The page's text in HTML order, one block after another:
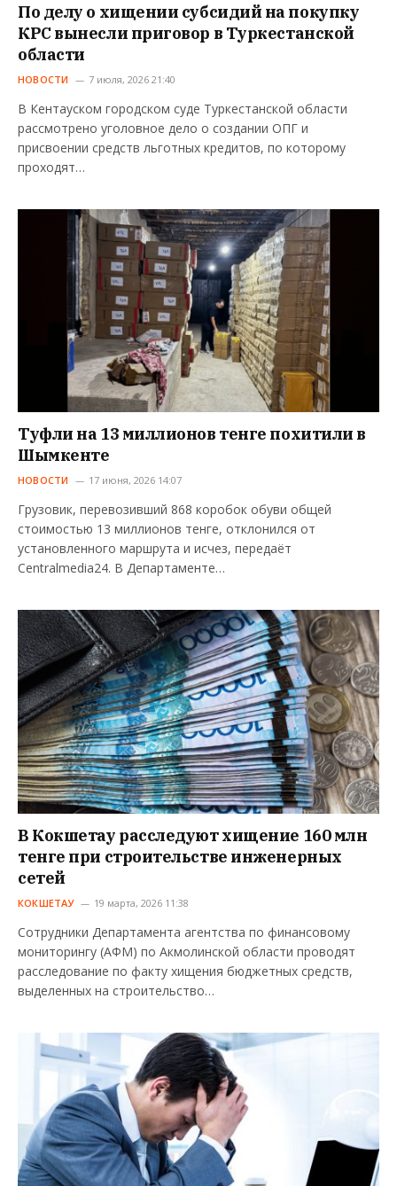
По делу о хищении субсидий на покупку
КРС вынесли приговор в Туркестанской
области
НОВОСТИ 7 июля, 2026 21:40
В Кентауском городском суде Туркестанской области
рассмотрено уголовное дело о создании ОПГ и
присвоении средств льготных кредитов, по которому
проходят…
Туфли на 13 миллионов тенге похитили в
Шымкенте
НОВОСТИ 17 июня, 2026 14:07
Грузовик, перевозивший 868 коробок обуви общей
стоимостью 13 миллионов тенге, отклонился от
установленного маршрута и исчез, передаёт
Centralmedia24. В Департаменте…
В Кокшетау расследуют хищение 160 млн
тенге при строительстве инженерных
сетей
КОКШЕТАУ 19 марта, 2026 11:38
Сотрудники Департамента агентства по финансовому
мониторингу (АФМ) по Акмолинской области проводят
расследование по факту хищения бюджетных средств,
выделенных на строительство…